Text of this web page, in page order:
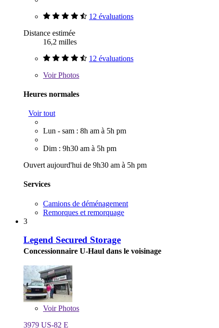
12 évaluations
Distance estimée
16,2 milles
12 évaluations
VoirPhotos
Heures normales
Voir tout
Lun - sam : 8h am à 5h pm
Dim : 9h30 am à 5h pm
Ouvert aujourd'hui de 9h30 am à 5h pm
Services
Camions de déménagement
Remorques et remorquage
3
Legend Secured Storage
Concessionnaire U-Haul dans le voisinage
VoirPhotos
3979 US-82 E